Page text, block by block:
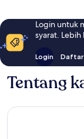
Login untuk
syarat.
Login Daftar
Tentang